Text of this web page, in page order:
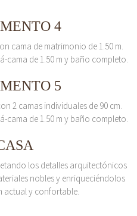
4
cama de matrimonio de 1.50 m.
cama de 1.50 m y baño completo.
5
2 camas individuales de 90 cm.
cama de 1.50 m y baño completo.
los detalles arquitectónicos
nobles y enriqueciéndolos
actual y confortable.